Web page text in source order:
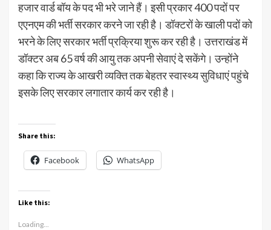
हजार वार्ड बॉय के पद भी भरे जाने हैं। इसी प्रकार 400 पदों पर
एएनएम की भर्ती सरकार करने जा रही है। डॉक्टरों के खाली पदों को
भरने के लिए सरकार भर्ती प्रक्रिया शुरू कर रही है। उत्तराखंड में
डॉक्टर अब 65 वर्ष की आयु तक अपनी सेवाएं दे सकेंगे। उन्होंने
कहा कि राज्य के आखरी व्यक्ति तक बेहतर स्वास्थ्य सुविधाएं पहुंचे
इसके लिए सरकार लगातार कार्य कर रही है।
Share this:
Facebook WhatsApp
Like this:
Loading...